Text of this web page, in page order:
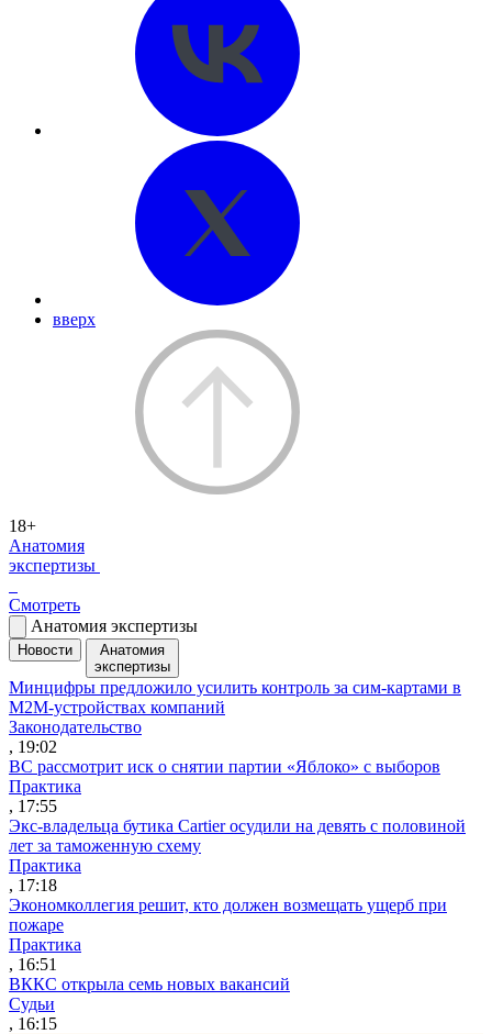
вверх
18+
Анатомия
экспертизы
Смотреть
Анатомия экспертизы
Новости
Анатомия
экспертизы
Минцифры предложило усилить контроль за сим-картами в
M2M-устройствах компаний
Законодательство
, 19:02
ВС рассмотрит иск о снятии партии «Яблоко» с выборов
Практика
, 17:55
Экс-владельца бутика Cartier осудили на девять с половиной
лет за таможенную схему
Практика
, 17:18
Экономколлегия решит, кто должен возмещать ущерб при
пожаре
Практика
, 16:51
ВККС открыла семь новых вакансий
Судьи
, 16:15